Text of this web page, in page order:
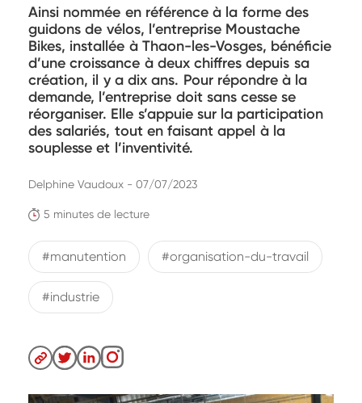
Ainsi nommée en référence à la forme des
guidons de vélos, l’entreprise Moustache
Bikes, installée à Thaon-les-Vosges, bénéficie
d’une croissance à deux chiffres depuis sa
création, il y a dix ans. Pour répondre à la
demande, l’entreprise doit sans cesse se
réorganiser. Elle s’appuie sur la participation
des salariés, tout en faisant appel à la
souplesse et l’inventivité.
5 minutes de lecture
Delphine Vaudoux - 07/07/2023
#manutention #organisation-du-travail
#industrie